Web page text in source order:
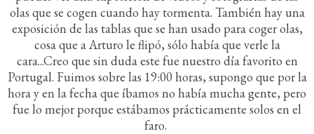
olas que se cogen cuando hay tormenta. También hay una
exposición de las tablas que se han usado para coger olas,
cosa que a Arturo le flipó, sólo había que verle la
cara...Creo que sin duda este fue nuestro día favorito en
Portugal. Fuimos sobre las 19:00 horas, supongo que por la
hora y en la fecha que íbamos no había mucha gente, pero
fue lo mejor porque estábamos prácticamente solos en el
faro.